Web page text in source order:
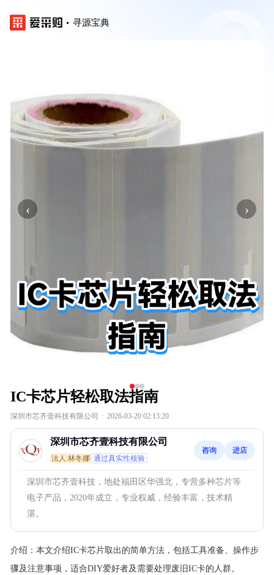
寻源宝典
‹ ›
IC卡芯片轻松取法指南
深圳市芯齐壹科技有限公司 · 2026-03-20 02:13:20
深圳市芯齐壹科技有限公司
法人:林冬娜 通过真实性核验
咨询 进店
深圳市芯齐壹科技，地处福田区华强北，专营多种芯片等
电子产品，2020年成立，专业权威，经验丰富，技术精
湛。
介绍： 本文介绍IC卡芯片取出的简单方法，包括工具准备、操作步
骤及注意事项，适合DIY爱好者及需要处理废旧IC卡的人群。